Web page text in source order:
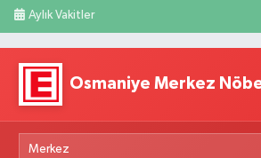
Aylık Vakitler
Osmaniye Merkez